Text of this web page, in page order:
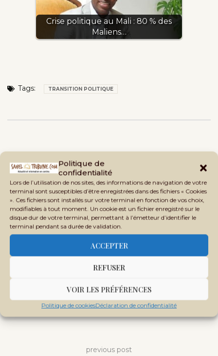
Politique de
confidentialité
Lors de l’utilisation de nos sites, des informations de navigation de votre
terminal sont susceptibles d’être enregistrées dans des fichiers « Cookies
». Ces fichiers sont installés sur votre terminal en fonction de vos choix,
modifiables à tout moment. Un cookie est un fichier enregistré sur le
disque dur de votre terminal, permettant à l’émetteur d’identifier le
terminal pendant sa durée de validation.
ACCEPTER
REFUSER
VOIR LES PRÉFÉRENCES
Politique de cookiesDéclaration de confidentialité
Crise politique au Mali : 80 % des
Maliens…
Tags: TRANSITION POLITIQUE
previous post